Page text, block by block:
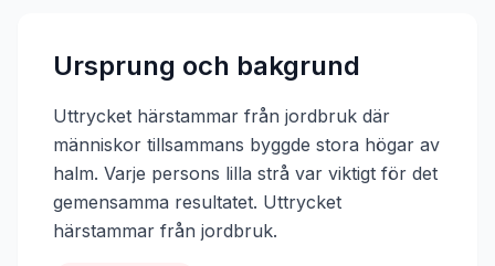
Ursprung och bakgrund
Uttrycket härstammar från jordbruk där
människor tillsammans byggde stora högar av
halm. Varje persons lilla strå var viktigt för det
gemensamma resultatet. Uttrycket
härstammar från jordbruk.